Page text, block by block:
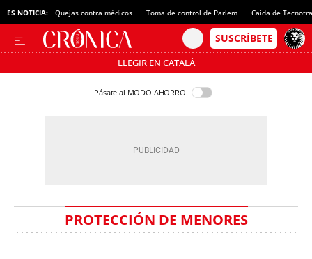
ES NOTICIA: Quejas contra médicos Toma de control de Parlem Caída de
LLEGIR EN CATALÀ
Pásate al MODO AHORRO
PROTECCIÓN DE MENORES